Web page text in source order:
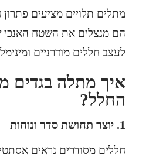
מתלים תלויים מציעים
הם מנצלים את השטח האנכי
לעצב חללים מודרניים
איך מתלה בגדים
החלל?
1. יוצר תחושת סדר ונוחות
חללים מסודרים נראים